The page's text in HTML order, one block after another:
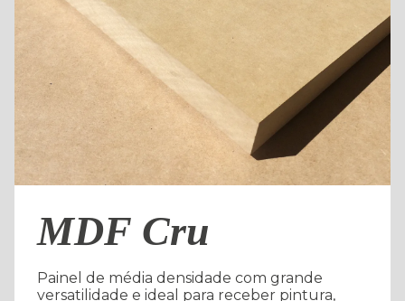
MDF Cru
Painel de média densidade com grande
versatilidade e ideal para receber pintura,